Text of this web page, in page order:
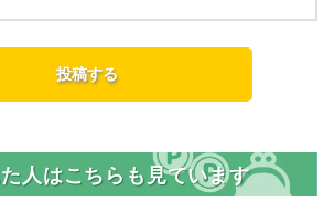
人はこちらも見ています